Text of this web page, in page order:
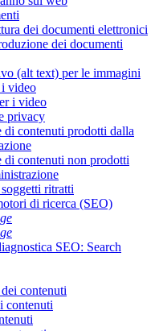
dei documenti elettronici
dei documenti
(alt text) per le immagini
video
i video
privacy
di contenuti prodotti dalla
di contenuti non prodotti
ritratti
di ricerca (SEO)
SEO: Search
contenuti
contenuti